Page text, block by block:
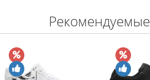
Рекомендуемые